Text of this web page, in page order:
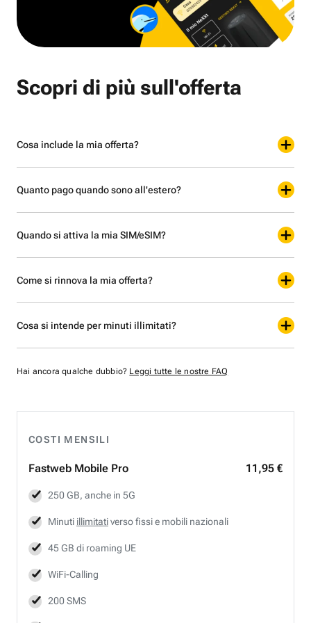
COSTI MENSILI
Fastweb Mobile Pro 11,95 €
250 GB, anche in 5G
Minuti illimitativerso fissi e mobili nazionali
45 GB di roaming UE
WiFi-Calling
200 SMS
Scopri di più sull'offerta
Cosa include la mia offerta?
Quanto pago quando sono all'estero?
Quando si attiva la mia SIM/eSIM?
Come si rinnova la mia offerta?
Cosa si intende per minuti illimitati?
Hai ancora qualche dubbio? Leggi tutte le nostre FAQ